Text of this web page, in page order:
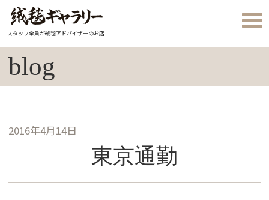
スタッフ全員が絨毯アドバイザーのお店
blog
2016年4月14日
東京通勤